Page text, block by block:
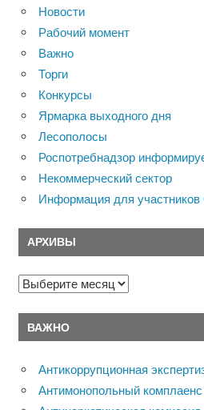
Новости
Рабочий момент
Важно
Торги
Конкурсы
Ярмарка выходного дня
Лесополосы
Роспотребнадзор
Некоммерческий сектор
Информация для
АРХИВЫ
Архивы
ВАЖНО
Антикоррупционная
Антимонопольный комплаенс